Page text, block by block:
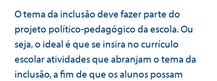
O tema da inclusão deve fazer parte do
projeto político-pedagógico da escola. Ou
seja, o ideal é que se insira no currículo
escolar atividades que abranjam o tema da
inclusão, a fim de que os alunos possam